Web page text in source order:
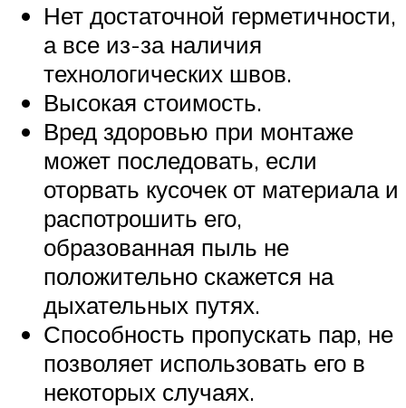
Нет достаточной герметичности,
а все из-за наличия
технологических швов.
Высокая стоимость.
Вред здоровью при монтаже
может последовать, если
оторвать кусочек от материала и
распотрошить его,
образованная пыль не
положительно скажется на
дыхательных путях.
Способность пропускать пар, не
позволяет использовать его в
некоторых случаях.